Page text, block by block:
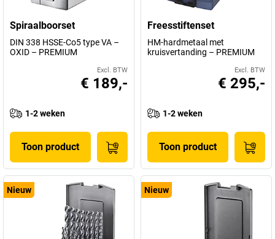
Spiraalboorset
DIN 338 HSSE-Co5 type VA –
OXID – PREMIUM
Excl. BTW
€ 189,-
1-2 weken
Toon product
Freesstiftenset
HM-hardmetaal met
kruisvertanding – PREMIUM
Excl. BTW
€ 295,-
1-2 weken
Toon product
Nieuw Nieuw